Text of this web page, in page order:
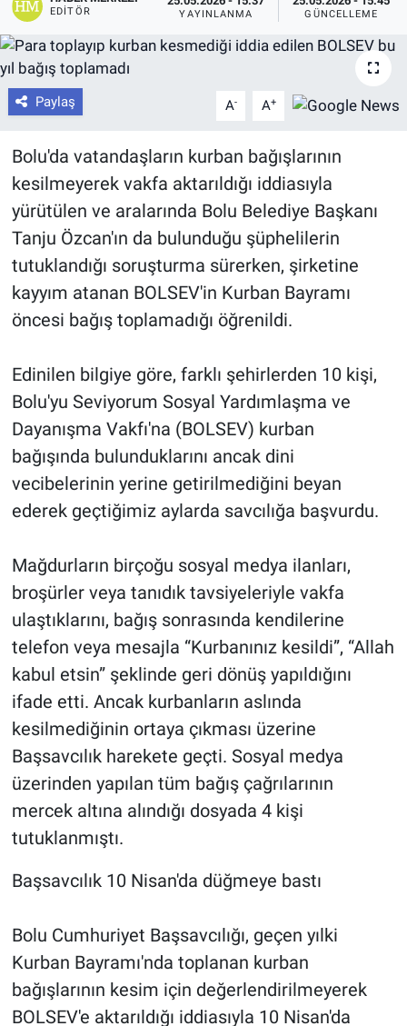
EDITÖR YAYINLANMA GÜNCELLEME
Paylaş A- A+
Bolu'da vatandaşların kurban bağışlarının
kesilmeyerek vakfa aktarıldığı iddiasıyla
yürütülen ve aralarında Bolu Belediye Başkanı
Tanju Özcan'ın da bulunduğu şüphelilerin
tutuklandığı soruşturma sürerken, şirketine
kayyım atanan BOLSEV'in Kurban Bayramı
öncesi bağış toplamadığı öğrenildi.
Edinilen bilgiye göre, farklı şehirlerden 10 kişi,
Bolu'yu Seviyorum Sosyal Yardımlaşma ve
Dayanışma Vakfı'na (BOLSEV) kurban
bağışında bulunduklarını ancak dini
vecibelerinin yerine getirilmediğini beyan
ederek geçtiğimiz aylarda savcılığa başvurdu.
Mağdurların birçoğu sosyal medya ilanları,
broşürler veya tanıdık tavsiyeleriyle vakfa
ulaştıklarını, bağış sonrasında kendilerine
telefon veya mesajla “Kurbanınız kesildi”, “Allah
kabul etsin” şeklinde geri dönüş yapıldığını
ifade etti. Ancak kurbanların aslında
kesilmediğinin ortaya çıkması üzerine
Başsavcılık harekete geçti. Sosyal medya
üzerinden yapılan tüm bağış çağrılarının
mercek altına alındığı dosyada 4 kişi
tutuklanmıştı.
Başsavcılık 10 Nisan'da düğmeye bastı
Bolu Cumhuriyet Başsavcılığı, geçen yılki
Kurban Bayramı'nda toplanan kurban
bağışlarının kesim için değerlendirilmeyerek
BOLSEV'e aktarıldığı iddiasıyla 10 Nisan'da